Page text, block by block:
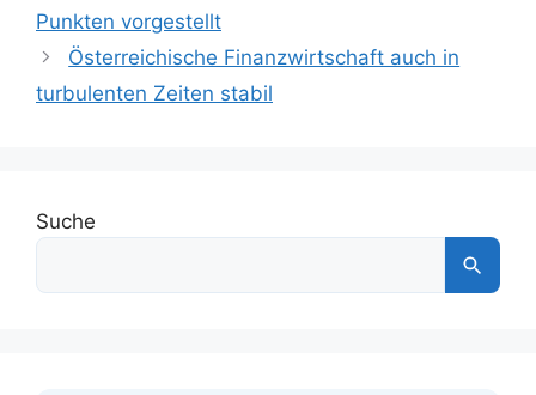
Punkten vorgestellt
Österreichische Finanzwirtschaft auch in
turbulenten Zeiten stabil
Suche